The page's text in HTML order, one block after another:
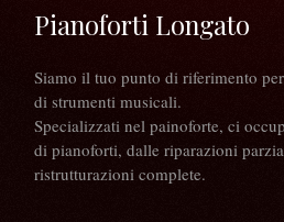
Pianoforti Longato
Siamo il tuo punto di riferimento
di strumenti musicali.
Specializzati nel painoforte, ci
di pianoforti, dalle riparazioni
ristrutturazioni complete.